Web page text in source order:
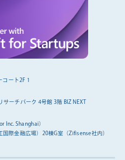
ート2F 1
ーチパーク 4号館 3階 BIZ NEXT
Inc. Shanghai）
際金融広場）20棟G室（Zifisense社内）